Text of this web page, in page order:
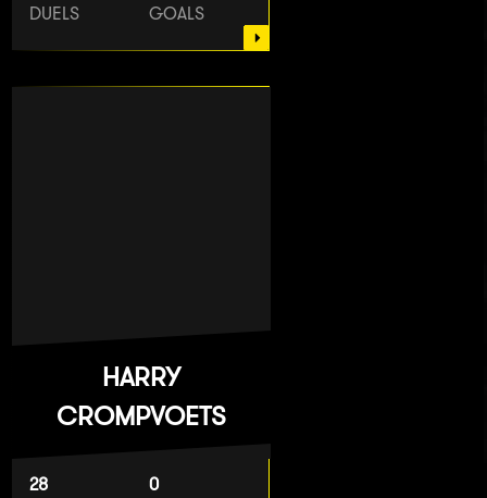
DUELS
GOALS
HARRY
CROMPVOETS
28
0